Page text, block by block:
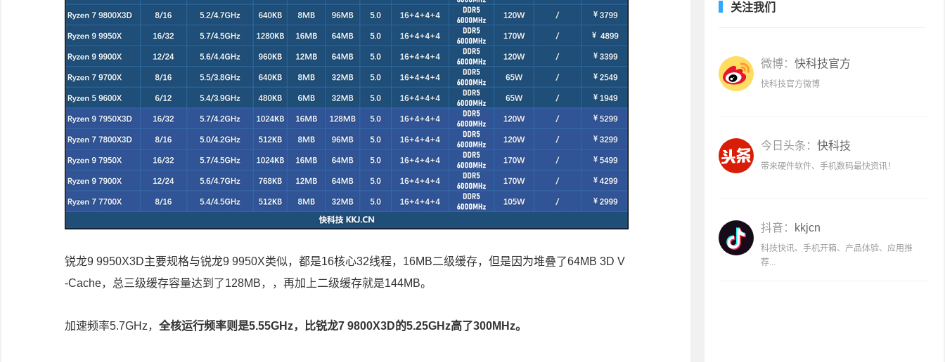
锐龙9 9950X3D主要规格与锐龙9 9950X类似，都是16核心32线程，16MB二级缓存，但是因为堆叠了64MB 3D V
-Cache，总三级缓存容量达到了128MB，，再加上二级缓存就是144MB。
加速频率5.7GHz， 全核运行频率则是5.55GHz，比锐龙7 9800X3D的5.25GHz高了300MHz。
关注我们
微博： 快科技官方
快科技官方微博
今日头条： 快科技
带来硬件软件、手机数码最快资讯！
抖音： kkjcn
科技快讯、手机开箱、产品体验、应用推
荐...